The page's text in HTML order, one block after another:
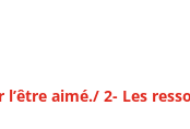
l’être aimé./ 2- Les